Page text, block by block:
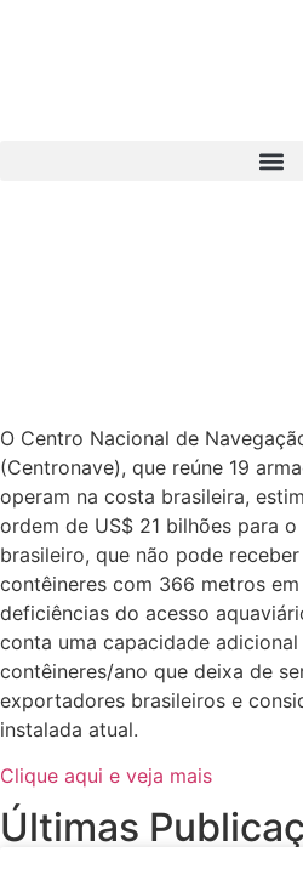
O Centro Nacional de
(Centronave), que reúne 19
operam na costa brasileira,
ordem de US$ 21 bilhões para
brasileiro, que não pode
contêineres com 366 metros
deficiências do acesso
conta uma capacidade
contêineres/ano que deixa de
exportadores brasileiros e
instalada atual.
Clique aqui e veja mais
Últimas